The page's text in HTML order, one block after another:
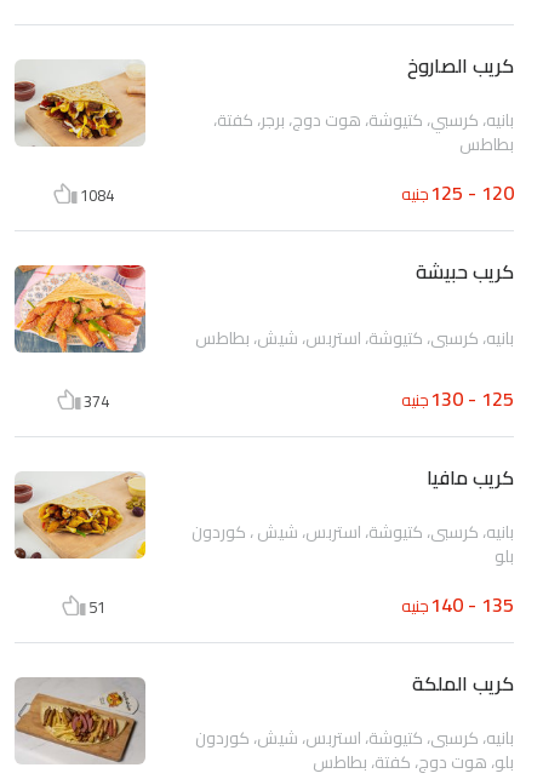
كريب الصاروخ
بانيه، كرسبي، كتيوشة، هوت دوج، برجر، كفتة،
بطاطس
120 - 125 جنيه 1084
كريب حبيشة
بانيه، كرسبي، كتيوشة، استربس، شيش، بطاطس
125 - 130 جنيه 374
كريب مافيا
بانيه، كرسبى، كتيوشة، استربس، شيش ، كوردون
بلو
135 - 140 جنيه 51
كريب الملكة
بانيه، كرسبى، كتيوشة، استربس، شيش، كوردون
بلو، هوت دوج، كفتة، بطاطس